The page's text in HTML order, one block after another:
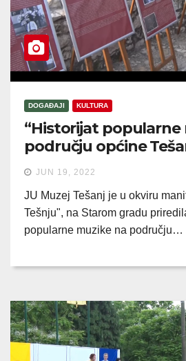
DOGAĐAJI KULTURA
“Historijat popularne
području općine
JUN 19, 2022
JU Muzej Tešanj je u okviru
Tešnju", na Starom gradu
popularne muzike na području…